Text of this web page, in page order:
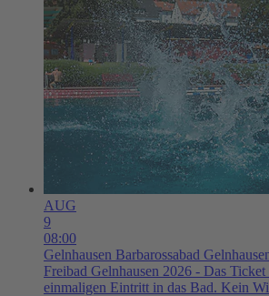
AUG
9
08:00
Gelnhausen Barbarossabad
Freibad Gelnhausen 2026 - Das
einmaligen Eintritt in das Bad. Kein